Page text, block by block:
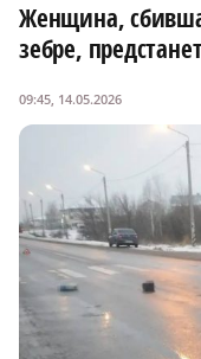
Женщина,
зебре,
09:45, 14.05.2026